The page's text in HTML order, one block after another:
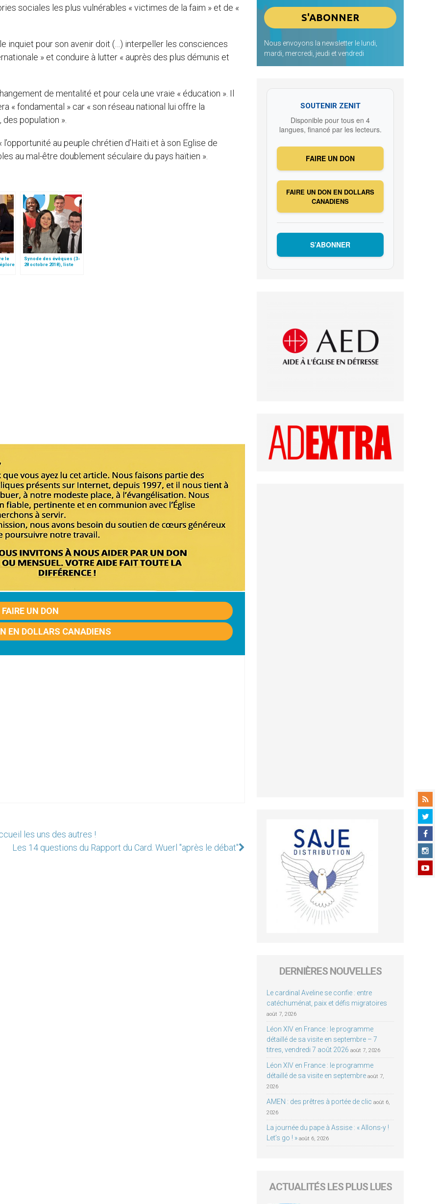
sociales les plus vulnérables « victimes de la faim » et de «
inquiet pour son avenir doit (…) interpeller les consciences
» et conduire à lutter « auprès des plus démunis et
de mentalité et pour cela une vraie « éducation ». Il
« fondamental » car « son réseau national lui offre la
population ».
au peuple chrétien d’Haïti et à son Eglise de
au mal-être doublement séculaire du pays haïtien ».
le
Synode des évêques (3-
28 octobre 2018), liste
FAIRE UN DON
EN DOLLARS CANADIENS
les uns des autres !
Les 14 questions du Rapport du Card. Wuerl "après le débat"
Nous envoyons la newsletter le lundi,
mardi, mercredi, jeudi et vendredi
SOUTENIR ZENIT
Disponible pour tous en 4
langues, financé par les lecteurs.
FAIRE UN DON
FAIRE UN DON EN DOLLARS
CANADIENS
S’ABONNER
DERNIÈRES NOUVELLES
Le cardinal Aveline se confie : entre
catéchuménat, paix et défis migratoires
août 7, 2026
Léon XIV en France : le programme
détaillé de sa visite en septembre – 7
titres, vendredi 7 août 2026 août 7, 2026
Léon XIV en France : le programme
détaillé de sa visite en septembre août 7,
2026
AMEN : des prêtres à portée de clic août 6,
2026
La journée du pape à Assise : « Allons-y !
Let’s go ! » août 6, 2026
ACTUALITÉS LES PLUS LUES